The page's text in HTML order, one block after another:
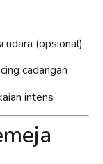
udara (opsional)
cadangan
intens